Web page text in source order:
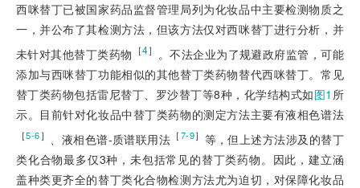
西咪替丁已被国家药品监督管理局列为化妆品中主要检测物质之
一，并公布了其检测方法，但该方法仅对西咪替丁进行分析，并
未针对其他替丁类药物 ［4］
。不法企业为了规避政府监管，可能
添加与西咪替丁功能相似的其他替丁类药物替代西咪替丁。常见
替丁类药物包括雷尼替丁、罗沙替丁等8种，化学结构式如图1 所
示。目前针对化妆品中替丁类药物的测定方法主要有液相色谱法
［5-6］ 、液相色谱-质谱联用法 ［7-9］ 等，但上述方法涉及的替丁
类化合物最多仅3种，未包括常见的替丁类药物。因此，建立涵
盖种类更齐全的替丁类化合物检测方法尤为迫切，对保障化妆品